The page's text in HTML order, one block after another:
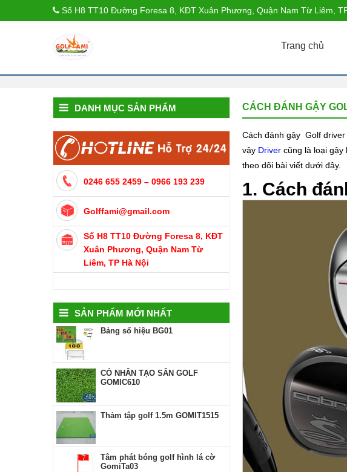
Số H8 TT10 Đường Foresa 8, KĐT Xuân Phương, Quận Nam Từ Liêm,
Trang chủ
CÁCH ĐÁNH GẬY
Cách đánh gậy Golf
vậy Drivercũng là loại gậy
theo dõi bài viết dưới đây.
1. Cách
DANH MỤC SẢN PHẨM
0246 655 2459 – 0966 193 239
Golffami@gmail.com
Số H8 TT10 Đường Foresa 8, KĐT
Xuân Phương, Quận Nam Từ
Liêm, TP Hà Nội
SẢN PHẨM MỚI NHẤT
Bảng số hiệu BG01
CỎ NHÂN TẠO SÂN GOLF
GOMIC610
Thảm tập golf 1.5m GOMIT1515
Tâm phát bóng golf hình lá cờ
GomiTa03